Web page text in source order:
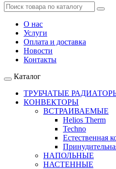
О нас
Услуги
Оплата и доставка
Новости
Контакты
Каталог
ТРУБЧАТЫЕ
КОНВЕКТОРЫ
ВСТРАИВАЕМЫЕ
Helios Therm
Techno
Естественная
НАПОЛЬНЫЕ
НАСТЕННЫЕ